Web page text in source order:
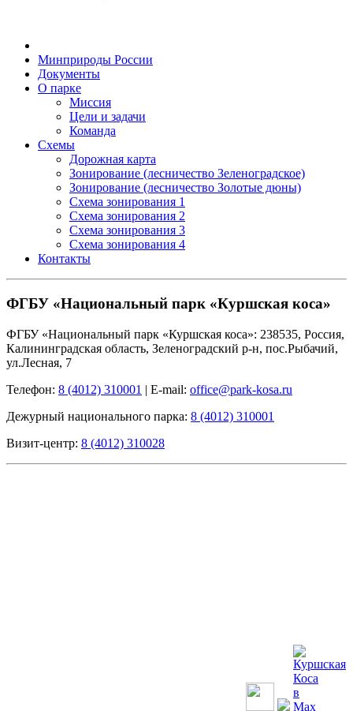
Минприроды России
Документы
О парке
Миссия
Цели и задачи
Команда
Схемы
Дорожная карта
Зонирование (лесничество Зеленоградское)
Зонирование (лесничество Золотые дюны)
Схема зонирования 1
Схема зонирования 2
Схема зонирования 3
Схема зонирования 4
Контакты
ФГБУ «Национальный парк «Куршская коса»
ФГБУ «Национальный парк «Куршская коса»: 238535, Россия,
Калининградская область, Зеленоградский р-н, пос.Рыбачий,
ул.Лесная, 7
Телефон: 8 (4012) 310001 | E-mail: office@park-kosa.ru
Дежурный национального парка: 8 (4012) 310001
Визит-центр: 8 (4012) 310028